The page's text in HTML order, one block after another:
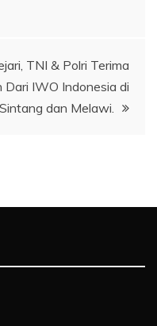
TNI & Polri Terima
IWO Indonesia di
dan Melawi.